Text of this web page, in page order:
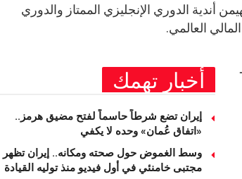
أندية الدوري الإنجليزي الممتاز والدوري
العالمي.
أخبار تهمك
إيران تضع شرطاً حاسماً لفتح مضيق هرمز..
«اتفاق عُمان» وحده لا يكفي
وسط الغموض حول صحته ومكانه.. إيران تظهر
مجتبى خامنئي في أول فيديو منذ توليه القيادة